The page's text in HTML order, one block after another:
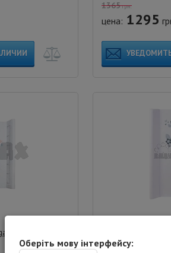
1365грн.
цена: 1295
baby METEO sun
Пеленальный
Совы (Серый)
Оберіть мову інтерфейсу: